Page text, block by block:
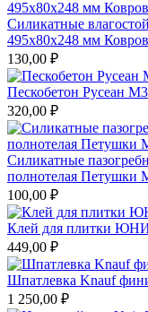
Силикатные
495х80х248 мм Ковров
130,00 ₽
Пескобетон Русеан
320,00 ₽
Силикатные
полнотелая Петушки
100,00 ₽
Клей для плитки
449,00 ₽
Шпатлевка Knauf
1 250,00 ₽